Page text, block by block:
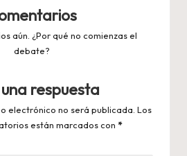
aún. ¿Por qué no comienzas el
debate?
respuesta
electrónico no será publicada. Los
están marcados con *